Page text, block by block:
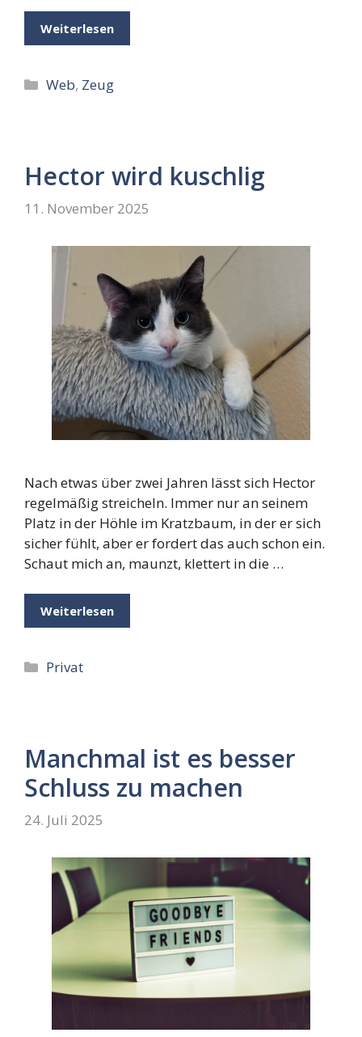
Weiterlesen
Kategorien
Web, Zeug
Hector wird kuschlig
11. November 2025
Nach etwas über zwei Jahren lässt sich Hector
regelmäßig streicheln. Immer nur an seinem
Platz in der Höhle im Kratzbaum, in der er sich
sicher fühlt, aber er fordert das auch schon ein.
Schaut mich an, maunzt, klettert in die …
Weiterlesen
Kategorien
Privat
Manchmal ist es besser
Schluss zu machen
24. Juli 2025